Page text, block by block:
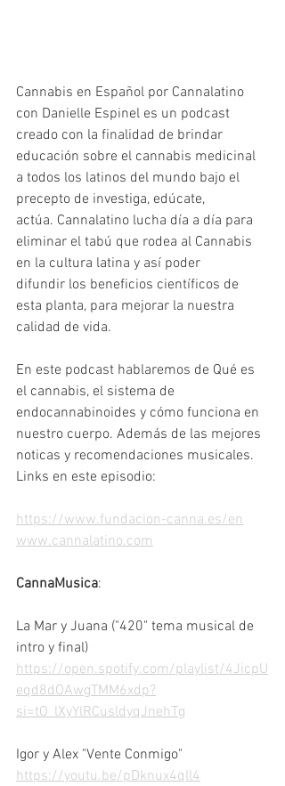
Cannabis en Español por Cannalatino
con Danielle Espinel es un podcast
creado con la finalidad de brindar
educación sobre el cannabis medicinal
a todos los latinos del mundo bajo el
precepto de investiga, edúcate,
actúa. Cannalatino lucha día a día para
eliminar el tabú que rodea al Cannabis
en la cultura latina y así poder
difundir los beneficios científicos de
esta planta, para mejorar la nuestra
calidad de vida.
En este podcast hablaremos de Qué es
el cannabis, el sistema de
endocannabinoides y cómo funciona en
nuestro cuerpo. Además de las mejores
noticas y recomendaciones musicales.
Links en este episodio:
https://www.fundacion-canna.es/en
www.cannalatino.com
CannaMusica:
La Mar y Juana ("420" tema musical de
intro y final)
https://open.spotify.com/playlist/4JicpU
eqd8dOAwgTMM6xdp?
si=tO_lXyYlRCusldyqJnehTg
Igor y Alex "Vente Conmigo"
https://youtu.be/pDknux4qll4